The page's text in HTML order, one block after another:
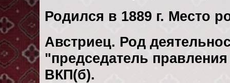
Родился в 1889 г. Место
Австриец. Род
"председатель
ВКП(б).